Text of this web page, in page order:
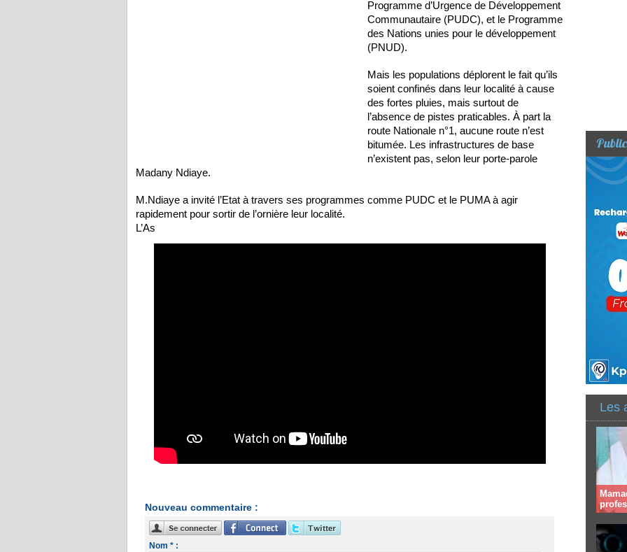
Programme d’Urgence de Développement
Communautaire (PUDC), et le Programme
des Nations unies pour le développement
(PNUD).
Mais les populations déplorent le fait qu’ils
soient confinés dans leur localité à cause
des fortes pluies, mais surtout de
l’absence de pistes praticables. À part la
route Nationale n°1, aucune route n’est
bitumée. Les infrastructures de base
n’existent pas, selon leur porte-parole
Madany Ndiaye.
M.Ndiaye a invité l’Etat à travers ses programmes comme PUDC et le PUMA à agir
rapidement pour sortir de l’ornière leur localité.
L’As
Nouveau commentaire :
Nom * :
Les